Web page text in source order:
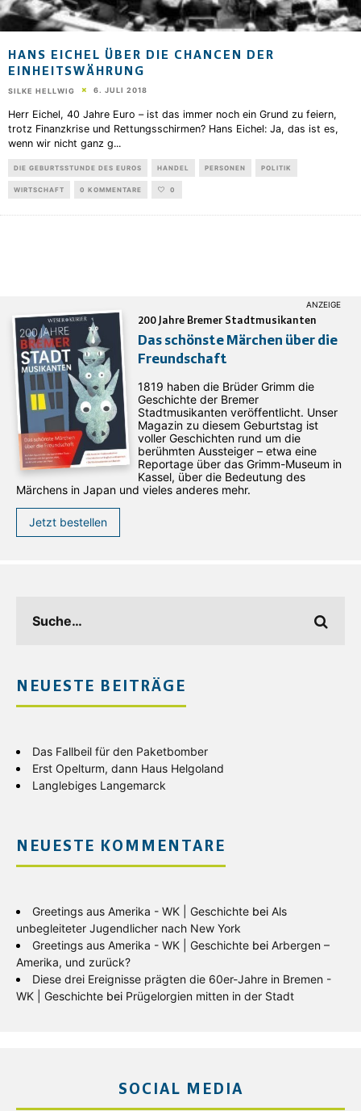
HANS EICHEL ÜBER DIE CHANCEN DER
EINHEITSWÄHRUNG
SILKE HELLWIG 6. JULI 2018
Herr Eichel, 40 Jahre Euro – ist das immer noch ein Grund zu feiern,
trotz Finanzkrise und Rettungsschirmen? Hans Eichel: Ja, das ist es,
wenn wir nicht ganz g...
DIE GEBURTSSTUNDE DES EUROS HANDEL PERSONEN POLITIK
WIRTSCHAFT 0 KOMMENTARE 0
200 Jahre Bremer Stadtmusikanten
Das schönste Märchen über die
Freundschaft
1819 haben die Brüder Grimm die
Geschichte der Bremer
Stadtmusikanten veröffentlicht. Unser
Magazin zu diesem Geburtstag ist
voller Geschichten rund um die
berühmten Aussteiger – etwa eine
Reportage über das Grimm-Museum in
Kassel, über die Bedeutung des
Märchens in Japan und vieles anderes mehr.
Jetzt bestellen
NEUESTE BEITRÄGE
Das Fallbeil für den Paketbomber
Erst Opelturm, dann Haus Helgoland
Langlebiges Langemarck
NEUESTE KOMMENTARE
Greetings aus Amerika - WK | Geschichte bei Als
unbegleiteter Jugendlicher nach New York
Greetings aus Amerika - WK | Geschichte bei Arbergen –
Amerika, und zurück?
Diese drei Ereignisse prägten die 60er-Jahre in Bremen -
WK | Geschichte bei Prügelorgien mitten in der Stadt
SOCIAL MEDIA